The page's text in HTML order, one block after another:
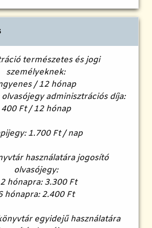
természetes és jogi
személyeknek:
/ 12 hónap
adminisztrációs díja:
400 Ft / 12 hónap
1.700 Ft / nap
használatára jogosító
olvasójegy:
hónapra: 3.300 Ft
hónapra: 2.400 Ft
egyidejű használatára